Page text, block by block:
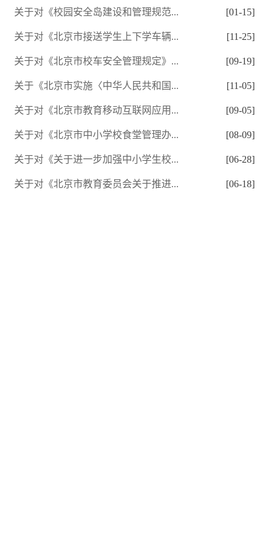
关于对《校园安全岛建设和管理规范... [01-15]
关于对《北京市接送学生上下学车辆... [11-25]
关于对《北京市校车安全管理规定》... [09-19]
关于《北京市实施〈中华人民共和国... [11-05]
关于对《北京市教育移动互联网应用... [09-05]
关于对《北京市中小学校食堂管理办... [08-09]
关于对《关于进一步加强中小学生校... [06-28]
关于对《北京市教育委员会关于推进... [06-18]